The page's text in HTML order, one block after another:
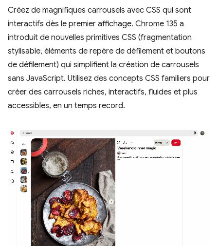
Créez de magnifiques carrousels avec CSS qui sont
interactifs dès le premier affichage. Chrome 135 a
introduit de nouvelles primitives CSS (fragmentation
stylisable, éléments de repère de défilement et boutons
de défilement) qui simplifient la création de carrousels
sans JavaScript. Utilisez des concepts CSS familiers pour
créer des carrousels riches, interactifs, fluides et plus
accessibles, en un temps record.